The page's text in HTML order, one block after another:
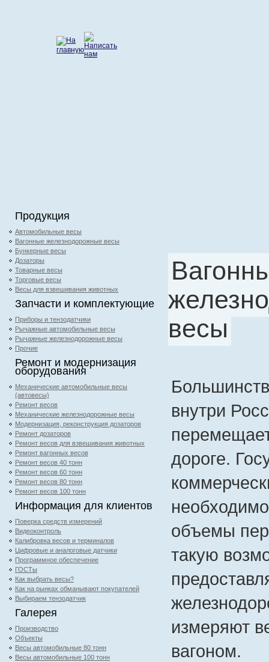
весы
внутри
дороге.
объемы
такую
измеряют
вагоном.
Продукция
Автомобильные весы
Вагонные железнодорожные весы
Бункерные весы
Дозаторы
Товарные весы
Торговые весы
Весы для взвешивания животных
Запчасти и комплектующие
Приборы и тензодатчики
Рычажные автомобильные весы
Рычажные железнодорожные весы
Прочие
Ремонт и модернизация
оборудования
Механические автомобильные весы
(автовесы)
Ремонт весов
Механические железнодорожные весы
Модернизация, реконструкция дозаторов
Ремонт дозаторов
Ремонт весов для взвешивания животных
Ремонт вагонных весов
Ремонт весов 40 тонн
Ремонт весов 60 тонн
Ремонт весов 80 тонн
Ремонт весов 100 тонн
Информация для клиентов
Поверка средств измерений
Видеоконтроль
Калибровка весов и терминалов
Цифровые и аналоговые датчики
Программное обеспечение
ГОСТы
Как выбрать весы?
Как на рынках обманывают покупателей
Выбираем тензодатчик
Галерея
Производство
Объекты
Весы автомобильные 80 тонн
Весы автомобильные 100 тонн